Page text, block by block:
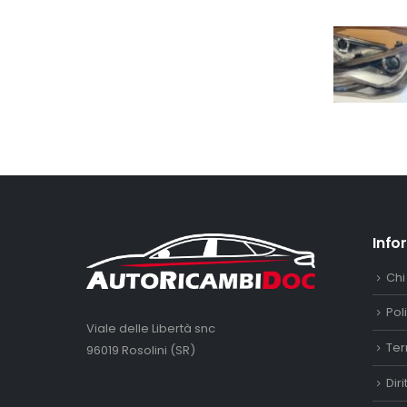
Viale delle Libertà snc
96019 Rosolini (SR)